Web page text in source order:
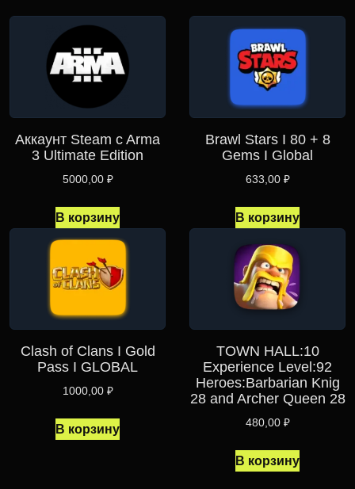
Аккаунт Steam c Arma
3 Ultimate Edition
5000,00 ₽
В корзину
Brawl Stars I 80 + 8
Gems I Global
633,00 ₽
В корзину
Clash of Clans I Gold
Pass I GLOBAL
1000,00 ₽
В корзину
TOWN HALL:10
Experience Level:92
Heroes:Barbarian Knig
28 and Archer Queen 28
480,00 ₽
В корзину